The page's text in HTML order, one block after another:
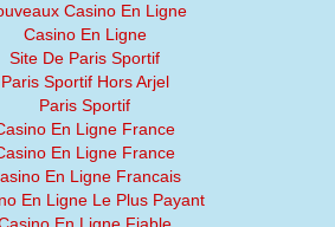
Casino En Ligne
Casino En Ligne
Site De Paris Sportif
Paris Sportif Hors Arjel
Paris Sportif
En Ligne France
En Ligne France
En Ligne Francais
En Ligne Le Plus Payant